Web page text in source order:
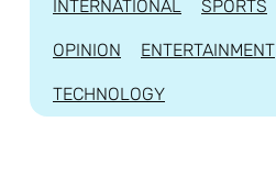
INTERNATIONAL SPORTS
OPINION ENTERTAINMENT
TECHNOLOGY